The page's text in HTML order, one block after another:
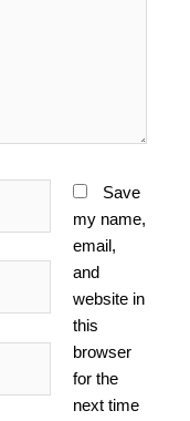
Save
my name,
email,
and
website in
this
browser
for the
next time